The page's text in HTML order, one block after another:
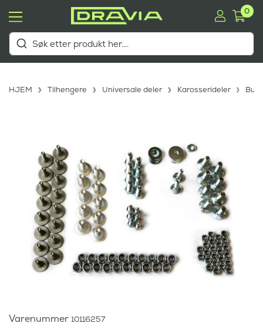
0
HJEM Tilhengere Universale deler Karosserideler
Varenummer 10116257